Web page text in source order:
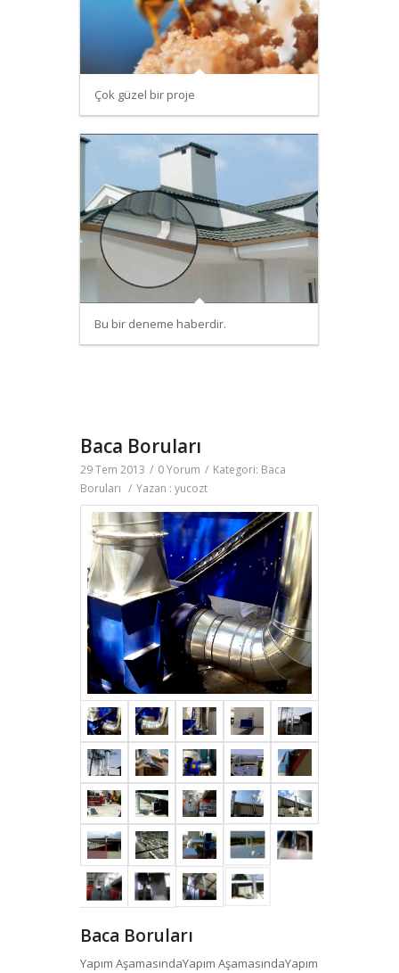
Çok güzel bir proje
Bu bir deneme haberdir.
Baca Boruları
29 Tem 2013 / 0 Yorum / Kategori: Baca
Boruları / Yazan : yucozt
Baca Boruları
Yapım AşamasındaYapım AşamasındaYapım